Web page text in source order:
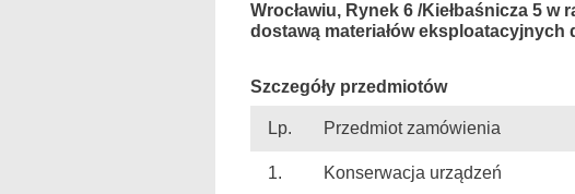
Wrocławiu, Rynek 6 /Kiełbaśnicza 5
dostawą materiałów eksploatacyjnych
Szczegóły przedmiotów
Lp. Przedmiot zamówienia
1. Konserwacja urządzeń